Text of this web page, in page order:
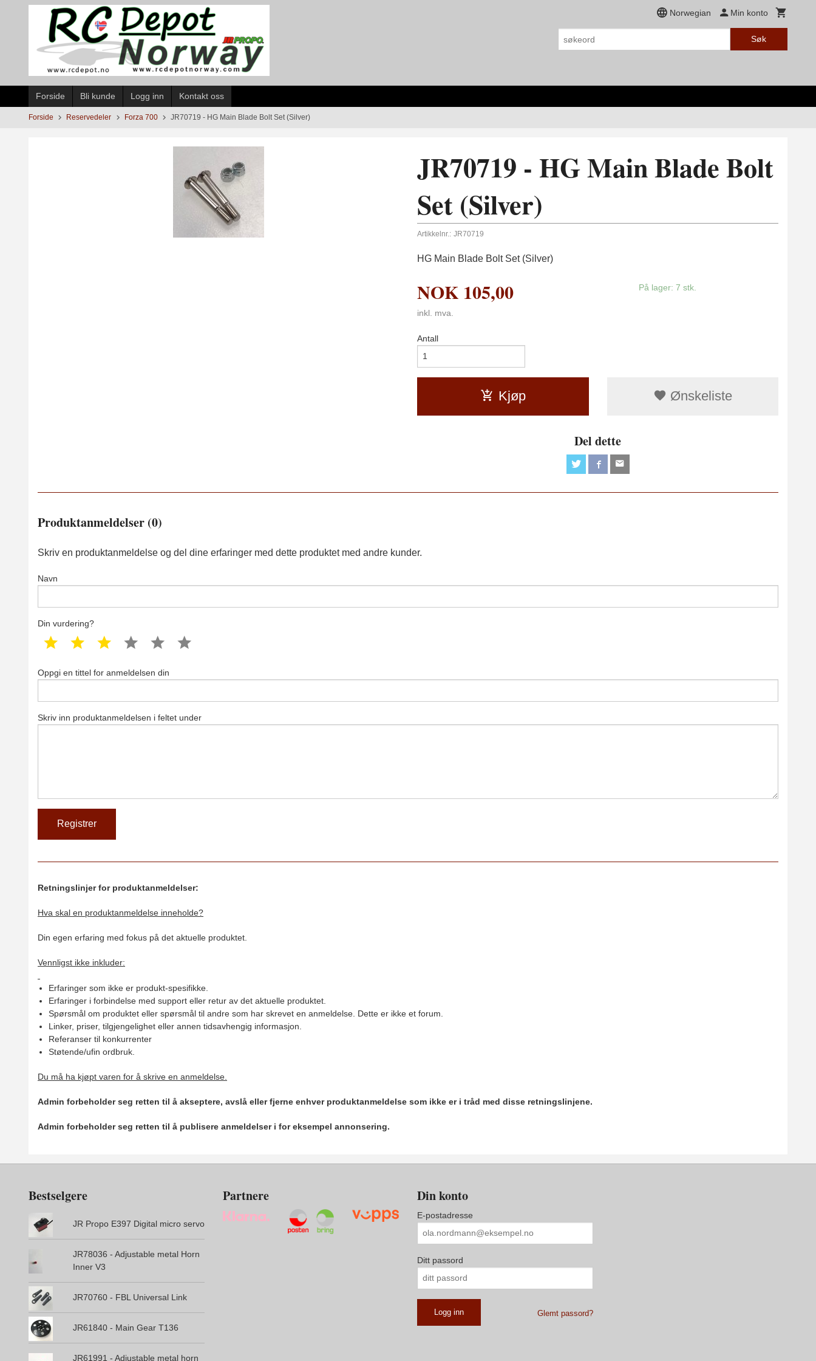
Norwegian Min konto
Søk
Forside Bli kunde Logg inn Kontakt oss
Forside Reservedeler Forza 700 JR70719 - HG Main Blade Bolt Set (Silver)
JR70719 - HG Main Blade Bolt
Set (Silver)
Artikkelnr.: JR70719
HG Main Blade Bolt Set (Silver)
NOK 105,00
inkl. mva.
På lager: 7 stk.
Antall
Kjøp Ønskeliste
Del dette
Produktanmeldelser (0)
Skriv en produktanmeldelse og del dine erfaringer med dette produktet med andre kunder.
Navn
Din vurdering?
1 star 2 star 3 star 4 star 5 star
Oppgi en tittel for anmeldelsen din
Skriv inn produktanmeldelsen i feltet under
Retningslinjer for produktanmeldelser:
Hva skal en produktanmeldelse inneholde?
Din egen erfaring med fokus på det aktuelle produktet.
Vennligst ikke inkluder:
Erfaringer som ikke er produkt-spesifikke.
Erfaringer i forbindelse med support eller retur av det aktuelle produktet.
Spørsmål om produktet eller spørsmål til andre som har skrevet en anmeldelse. Dette er ikke et forum.
Linker, priser, tilgjengelighet eller annen tidsavhengig informasjon.
Referanser til konkurrenter
Støtende/ufin ordbruk.
Du må ha kjøpt varen for å skrive en anmeldelse.
Admin forbeholder seg retten til å akseptere, avslå eller fjerne enhver produktanmeldelse som ikke er i tråd med disse retningslinjene.
Admin forbeholder seg retten til å publisere anmeldelser i for eksempel annonsering.
Bestselgere
JR Propo E397 Digital micro servo
JR78036 - Adjustable metal Horn
Inner V3
JR70760 - FBL Universal Link
JR61840 - Main Gear T136
JR61991 - Adjustable metal horn
Partnere Din konto
E-postadresse
Ditt passord
Glemt passord?